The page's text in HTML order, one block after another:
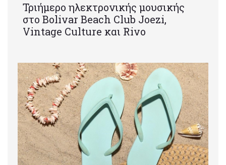
Τριήμερο ηλεκτρονικής μουσικής
στο Bolivar Beach Club Joezi,
Vintage Culture και Rivo